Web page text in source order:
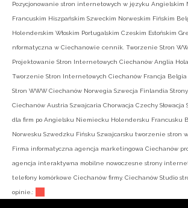
Pozycjonowanie stron internetowych w języku Angielskim
Francuskim Hiszpańskim Szweckim Norweskim Fińskim
Holenderskim Włoskim Portugalskim Czeskim Estońskim
nformatyczna w Ciechanowie cennik. Tworzenie Stron
Projektowanie Stron Internetowych Ciechanów Anglia
Tworzenie Stron Internetowych Ciechanów Francja
Stron WWW Ciechanów Norwegia Szwecja Finlandia
Ciechanów Austria Szwajcaria Chorwacja Czechy Słowacja
dla firm po Angielsku Niemiecku Holendersku Francusku
Norwesku Szwedzku Fińsku Szwajcarsku tworzenie stron
Firma informatyczna agencja marketingowa Ciechanów
agencja interaktywna mobilne nowoczesne strony
telefony komórkowe Ciechanów firmy. Ciechanów Studio
opinie.: